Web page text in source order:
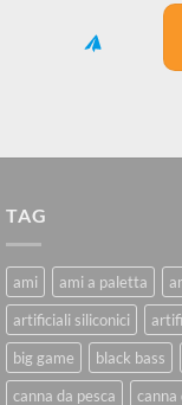
TAG
ami ami a paletta
artificiali siliconici
big game
black bass
canna da pesca
canna